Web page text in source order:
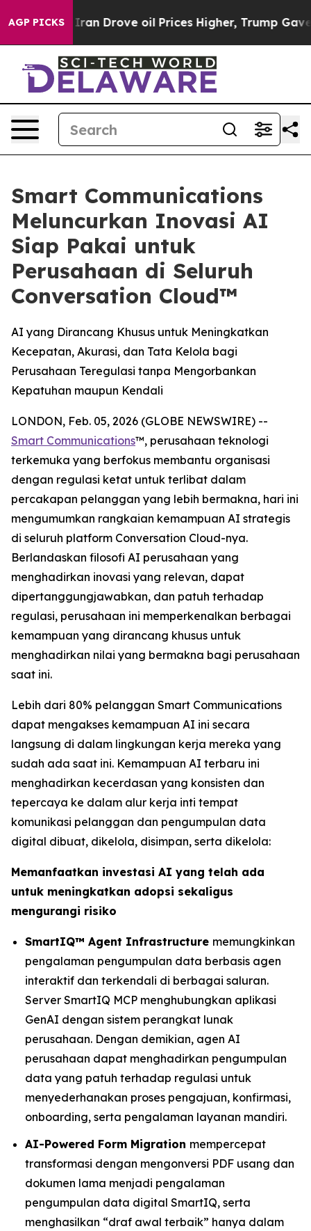
AGP PICKS
Iran Drove oil Prices Higher, Trump Gave
Smart Communications
Meluncurkan Inovasi AI
Siap Pakai untuk
Perusahaan di Seluruh
Conversation Cloud™
AI yang Dirancang Khusus untuk Meningkatkan
Kecepatan, Akurasi, dan Tata Kelola bagi
Perusahaan Teregulasi tanpa Mengorbankan
Kepatuhan maupun Kendali
LONDON, Feb. 05, 2026 (GLOBE NEWSWIRE) --
Smart Communications™, perusahaan teknologi
terkemuka yang berfokus membantu organisasi
dengan regulasi ketat untuk terlibat dalam
percakapan pelanggan yang lebih bermakna, hari ini
mengumumkan rangkaian kemampuan AI strategis
di seluruh platform Conversation Cloud-nya.
Berlandaskan filosofi AI perusahaan yang
menghadirkan inovasi yang relevan, dapat
dipertanggungjawabkan, dan patuh terhadap
regulasi, perusahaan ini memperkenalkan berbagai
kemampuan yang dirancang khusus untuk
menghadirkan nilai yang bermakna bagi perusahaan
saat ini.
Lebih dari 80% pelanggan Smart Communications
dapat mengakses kemampuan AI ini secara
langsung di dalam lingkungan kerja mereka yang
sudah ada saat ini. Kemampuan AI terbaru ini
menghadirkan kecerdasan yang konsisten dan
tepercaya ke dalam alur kerja inti tempat
komunikasi pelanggan dan pengumpulan data
digital dibuat, dikelola, disimpan, serta dikelola:
Memanfaatkan investasi AI yang telah ada
untuk meningkatkan adopsi sekaligus
mengurangi risiko
SmartIQ™ Agent Infrastructure memungkinkan
pengalaman pengumpulan data berbasis agen
interaktif dan terkendali di berbagai saluran.
Server SmartIQ MCP menghubungkan aplikasi
GenAI dengan sistem perangkat lunak
perusahaan. Dengan demikian, agen AI
perusahaan dapat menghadirkan pengumpulan
data yang patuh terhadap regulasi untuk
menyederhanakan proses pengajuan, konfirmasi,
onboarding, serta pengalaman layanan mandiri.
AI-Powered Form Migration mempercepat
transformasi dengan mengonversi PDF usang dan
dokumen lama menjadi pengalaman
pengumpulan data digital SmartIQ, serta
menghasilkan “draf awal terbaik” hanya dalam